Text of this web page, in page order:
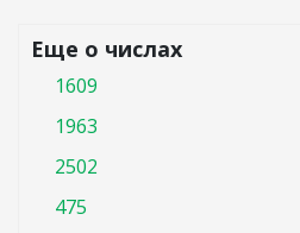
Еще о числах
1609
1963
2502
475